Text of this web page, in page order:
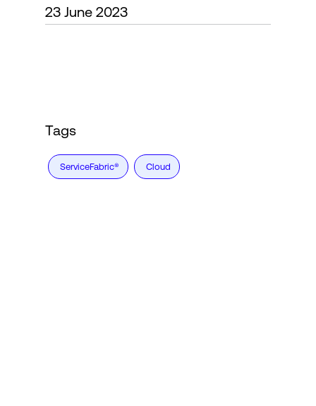
23 June 2023
Tags
ServiceFabric® Cloud